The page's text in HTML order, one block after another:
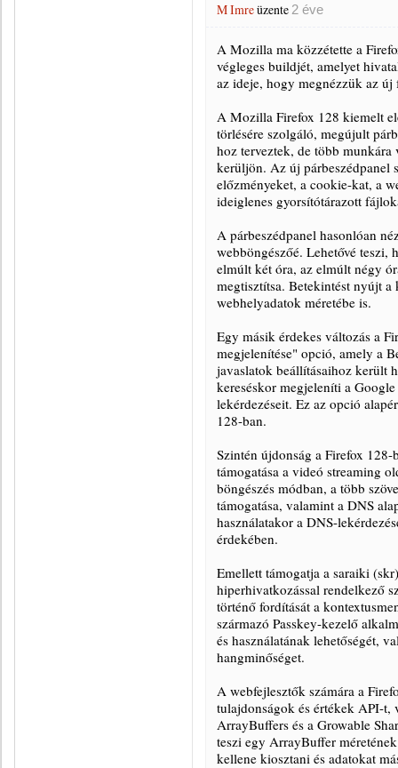
M Imreüzente 2 éve
A Mozilla ma közzétette a
végleges buildjét, amelyet
az ideje, hogy megnézzük az
A Mozilla Firefox 128 kiemelt
törlésére szolgáló, megújult
hoz terveztek, de több
kerüljön. Az új párbeszédpanel
előzményeket, a cookie-kat, a
ideiglenes gyorsítótárazott
A párbeszédpanel hasonlóan
webböngészőé. Lehetővé
elmúlt két óra, az elmúlt négy
megtisztítsa. Betekintést nyújt
webhelyadatok méretébe is.
Egy másik érdekes változás a
megjelenítése" opció, amely a
javaslatok beállításaihoz került
kereséskor megjeleníti a
lekérdezéseit. Ez az opció
128-ban.
Szintén újdonság a Firefox 128-
támogatása a videó streaming
böngészés módban, a több
támogatása, valamint a DNS
használatakor a DNS-
érdekében.
Emellett támogatja a saraiki
hiperhivatkozással rendelkező
történő fordítását a
származó Passkey-kezelő
és használatának lehetőségét,
hangminőséget.
A webfejlesztők számára a
tulajdonságok és értékek API-t,
ArrayBuffers és a Growable
teszi egy ArrayBuffer
kellene kiosztani és adatokat